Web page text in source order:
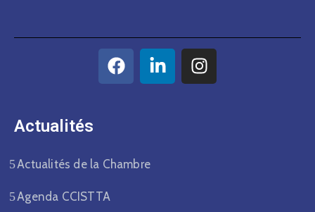
Actualités​
Actualités de la Chambre
Agenda CCISTTA